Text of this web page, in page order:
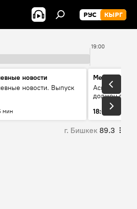
РУС КЫРГ
19:00
новости
новости. Выпуск
мин
Меняющие
Аскар
должен
18:06
г. Бишкек 89.3